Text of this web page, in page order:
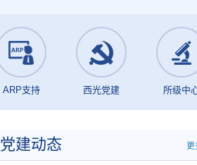
ARP支持 西光党建 所级中
党建动态 更